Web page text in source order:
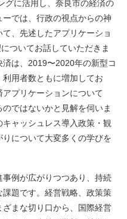
グに活用し、奈良市の経済の
では、行政の視点からの神
、先述したアプリケーショ
ついてお話していただきま
は、2019〜2020年の新型コ
用者数ともに増加してお
プリケーションについて
ではないかと見解を伺いま
ャッシュレス導入政策・観
について大変多くの学びを
例が広がりつつあり、持続
題です。経営戦略、政策策
まな切り口から、国際経営